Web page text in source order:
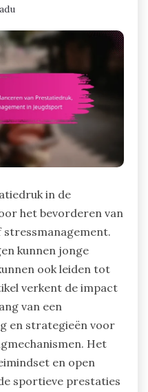
in de
het bevorderen van
kunnen jonge
ook leiden tot
verkent de impact
van een
en strategieën voor
Het
en open
sportieve prestaties